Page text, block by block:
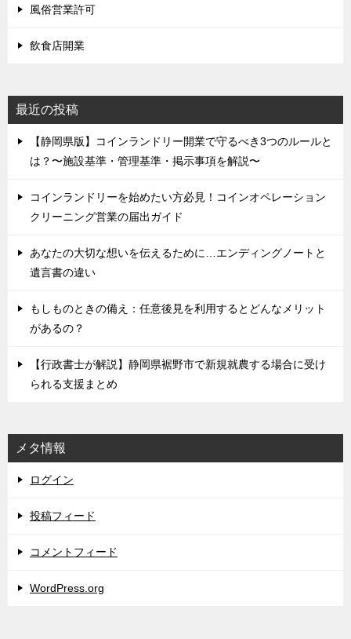
風俗営業許可
飲食店開業
最近の投稿
【静岡県版】コインランドリー開業で守るべき3つのルールと
は？〜施設基準・管理基準・掲示事項を解説〜
コインランドリーを始めたい方必見！コインオペレーション
クリーニング営業の届出ガイド
あなたの大切な想いを伝えるために…エンディングノートと
遺言書の違い
もしものときの備え：任意後見を利用するとどんなメリット
があるの？
【行政書士が解説】静岡県裾野市で新規就農する場合に受け
られる支援まとめ
メタ情報
ログイン
投稿フィード
コメントフィード
WordPress.org